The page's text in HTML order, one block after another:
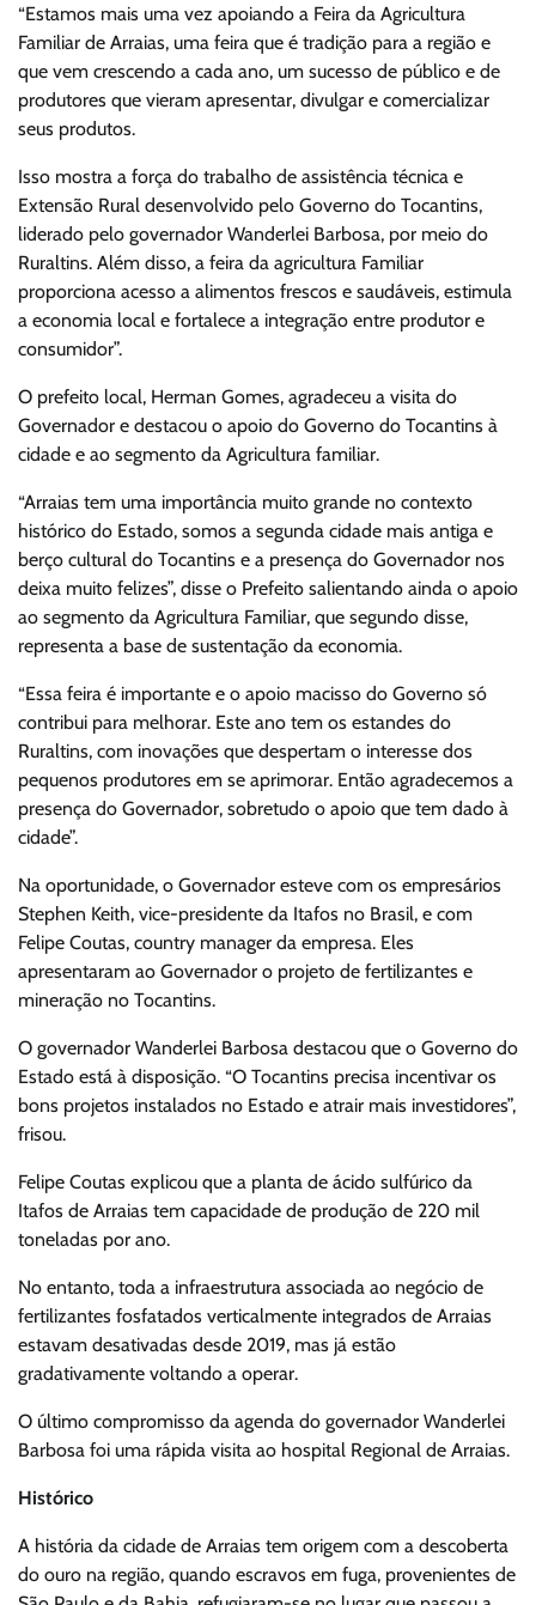
“Estamos mais uma vez apoiando a Feira da Agricultura
Familiar de Arraias, uma feira que é tradição para a região e
que vem crescendo a cada ano, um sucesso de público e de
produtores que vieram apresentar, divulgar e comercializar
seus produtos.
Isso mostra a força do trabalho de assistência técnica e
Extensão Rural desenvolvido pelo Governo do Tocantins,
liderado pelo governador Wanderlei Barbosa, por meio do
Ruraltins. Além disso, a feira da agricultura Familiar
proporciona acesso a alimentos frescos e saudáveis, estimula
a economia local e fortalece a integração entre produtor e
consumidor”.
O prefeito local, Herman Gomes, agradeceu a visita do
Governador e destacou o apoio do Governo do Tocantins à
cidade e ao segmento da Agricultura familiar.
“Arraias tem uma importância muito grande no contexto
histórico do Estado, somos a segunda cidade mais antiga e
berço cultural do Tocantins e a presença do Governador nos
deixa muito felizes”, disse o Prefeito salientando ainda o apoio
ao segmento da Agricultura Familiar, que segundo disse,
representa a base de sustentação da economia.
“Essa feira é importante e o apoio macisso do Governo só
contribui para melhorar. Este ano tem os estandes do
Ruraltins, com inovações que despertam o interesse dos
pequenos produtores em se aprimorar. Então agradecemos a
presença do Governador, sobretudo o apoio que tem dado à
cidade”.
Na oportunidade, o Governador esteve com os empresários
Stephen Keith, vice-presidente da Itafos no Brasil, e com
Felipe Coutas, country manager da empresa. Eles
apresentaram ao Governador o projeto de fertilizantes e
mineração no Tocantins.
O governador Wanderlei Barbosa destacou que o Governo do
Estado está à disposição. “O Tocantins precisa incentivar os
bons projetos instalados no Estado e atrair mais investidores”,
frisou.
Felipe Coutas explicou que a planta de ácido sulfúrico da
Itafos de Arraias tem capacidade de produção de 220 mil
toneladas por ano.
No entanto, toda a infraestrutura associada ao negócio de
fertilizantes fosfatados verticalmente integrados de Arraias
estavam desativadas desde 2019, mas já estão
gradativamente voltando a operar.
O último compromisso da agenda do governador Wanderlei
Barbosa foi uma rápida visita ao hospital Regional de Arraias.
Histórico
A história da cidade de Arraias tem origem com a descoberta
do ouro na região, quando escravos em fuga, provenientes de